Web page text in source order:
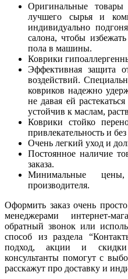
Оригинальные
лучшего сырья и
индивидуально
салона, чтобы
пола в машины.
Коврики
Эффективная защита
воздействий.
ковриков надежно
не давая ей
устойчив к маслам,
Коврики стойко
привлекательность и
Очень легкий уход и
Постоянное наличие
заказа.
Минимальные
производителя.
Оформить заказ очень
менеджерами интернет-
обратный звонок или
способ из раздела
подход, акции и
консультанты помогут с
расскажут про доставку и